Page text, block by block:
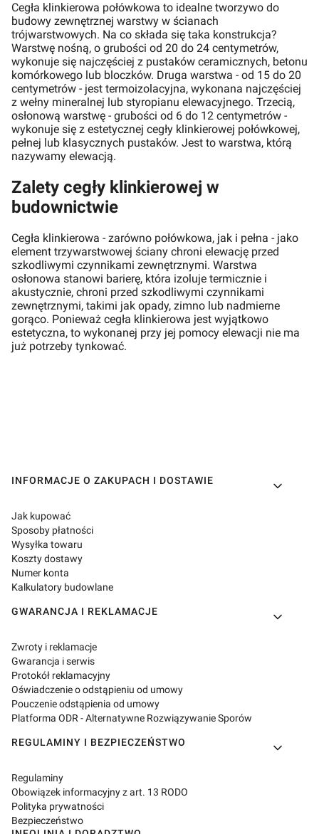
Cegła klinkierowa połówkowa to idealne tworzywo do
budowy zewnętrznej warstwy w ścianach
trójwarstwowych. Na co składa się taka konstrukcja?
Warstwę nośną, o grubości od 20 do 24 centymetrów,
wykonuje się najczęściej z pustaków ceramicznych, betonu
komórkowego lub bloczków. Druga warstwa - od 15 do 20
centymetrów - jest termoizolacyjna, wykonana najczęściej
z wełny mineralnej lub styropianu elewacyjnego. Trzecią,
osłonową warstwę - grubości od 6 do 12 centymetrów -
wykonuje się z estetycznej cegły klinkierowej połówkowej,
pełnej lub klasycznych pustaków. Jest to warstwa, którą
nazywamy elewacją.
Zalety cegły klinkierowej w
budownictwie
Cegła klinkierowa - zarówno połówkowa, jak i pełna - jako
element trzywarstwowej ściany chroni elewację przed
szkodliwymi czynnikami zewnętrznymi. Warstwa
osłonowa stanowi barierę, która izoluje termicznie i
akustycznie, chroni przed szkodliwymi czynnikami
zewnętrznymi, takimi jak opady, zimno lub nadmierne
gorąco. Ponieważ cegła klinkierowa jest wyjątkowo
estetyczna, to wykonanej przy jej pomocy elewacji nie ma
już potrzeby tynkować.
Linki w stopce
INFORMACJE O ZAKUPACH I DOSTAWIE
Jak kupować
Sposoby płatności
Wysyłka towaru
Koszty dostawy
Numer konta
Kalkulatory budowlane
GWARANCJA I REKLAMACJE
Zwroty i reklamacje
Gwarancja i serwis
Protokół reklamacyjny
Oświadczenie o odstąpieniu od umowy
Pouczenie odstąpienia od umowy
Platforma ODR - Alternatywne Rozwiązywanie Sporów
REGULAMINY I BEZPIECZEŃSTWO
Regulaminy
Obowiązek informacyjny z art. 13 RODO
Polityka prywatności
Bezpieczeństwo